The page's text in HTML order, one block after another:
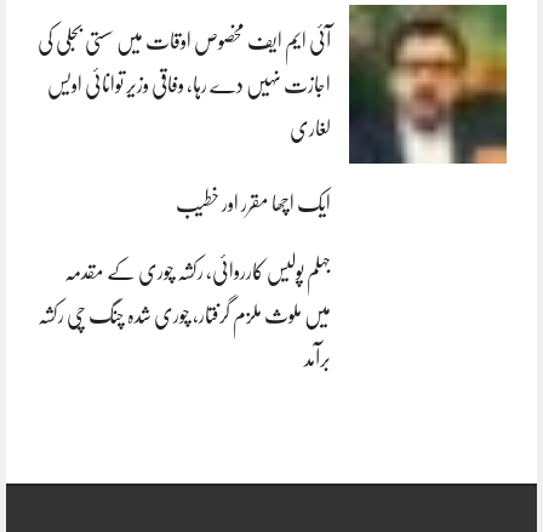
آئی ایم ایف مخصوص اوقات میں سستی بجلی کی
اجازت نہیں دے رہا، وفاقی وزیر توانائی اویس
لغاری
ایک اچھا مقرر اور خطیب
جہلم پولیس کارروائی، رکشہ چوری کے مقدمہ
میں ملوث ملزم گرفتار، چوری شدہ چنگ چی رکشہ
برآمد